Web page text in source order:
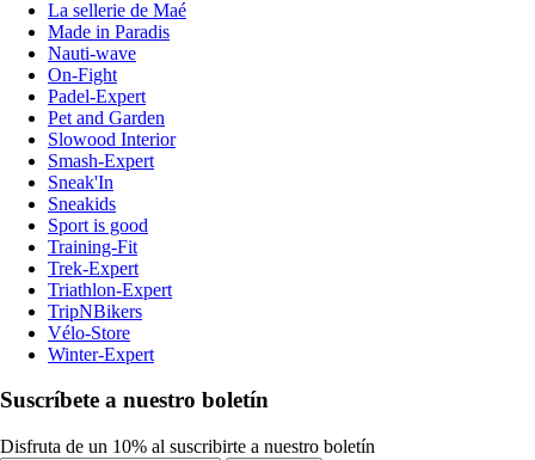
La sellerie de Maé
Made in Paradis
Nauti-wave
On-Fight
Padel-Expert
Pet and Garden
Slowood Interior
Smash-Expert
Sneak'In
Sneakids
Sport is good
Training-Fit
Trek-Expert
Triathlon-Expert
TripNBikers
Vélo-Store
Winter-Expert
Suscríbete a nuestro boletín
Disfruta de un 10% al suscribirte a nuestro boletín